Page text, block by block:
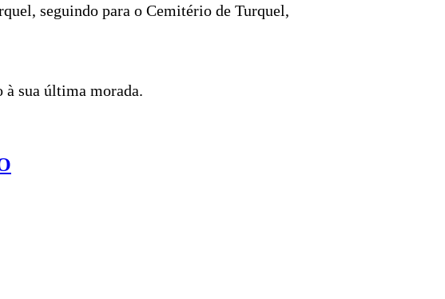
seguindo para o Cemitério de Turquel,
à sua última morada.